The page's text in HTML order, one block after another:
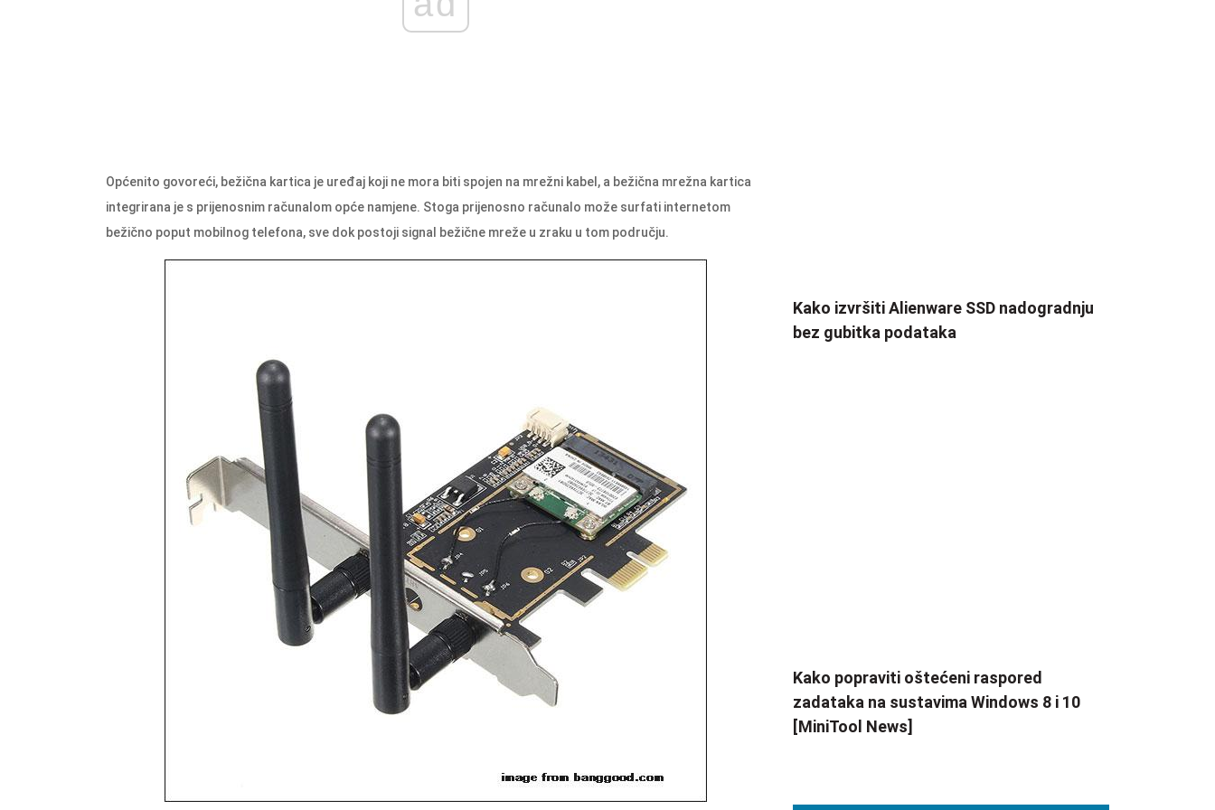
Općenito govoreći, bežična kartica je uređaj koji ne mora biti spojen na mrežni kabel, a bežična mrežna kartica
integrirana je s prijenosnim računalom opće namjene. Stoga prijenosno računalo može surfati internetom
bežično poput mobilnog telefona, sve dok postoji signal bežične mreže u zraku u tom području.
Kako izvršiti Alienware SSD nadogradnju
bez gubitka podataka
Kako popraviti oštećeni raspored
zadataka na sustavima Windows 8 i 10
[MiniTool News]